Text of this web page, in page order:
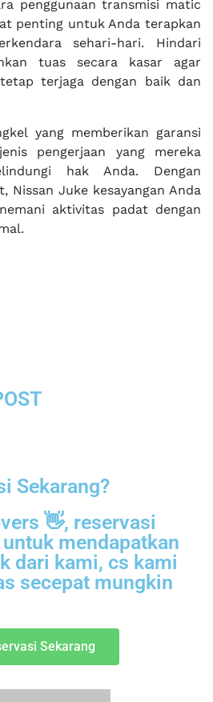
penggunaan transmisi matic
penting untuk Anda terapkan
sehari-hari. Hindari
tuas secara kasar agar
terjaga dengan baik dan
yang memberikan garansi
pengerjaan yang mereka
hak Anda. Dengan
Nissan Juke kesayangan Anda
aktivitas padat dengan
Sekarang?
👋, reservasi
mendapatkan
dari kami, cs kami
secepat mungkin
Sekarang